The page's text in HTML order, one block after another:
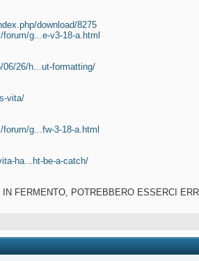
download/8275
g...e-v3-18-a.html
06/26/h...ut-formatting/
vita/
g...fw-3-18-a.html
ha...ht-be-a-catch/
FERMENTO, POTREBBERO ESSERCI